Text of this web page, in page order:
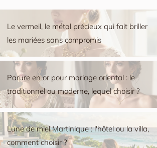
Le vermeil, le métal précieux qui fait briller
les mariées sans compromis
Parure en or pour mariage oriental : le
traditionnel ou moderne, lequel choisir ?
Lune de miel Martinique : l'hôtel ou la villa,
comment choisir ?